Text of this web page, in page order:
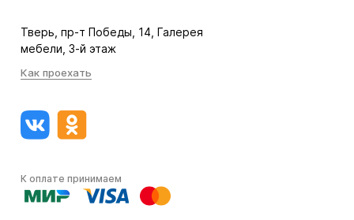
Тверь, пр-т Победы, 14, Галерея
мебели, 3-й этаж
Как проехать
К оплате принимаем